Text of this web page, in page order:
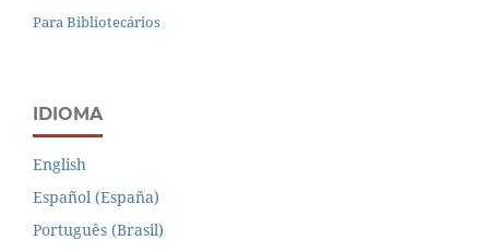
Para Bibliotecários
IDIOMA
English
Español (España)
Português (Brasil)